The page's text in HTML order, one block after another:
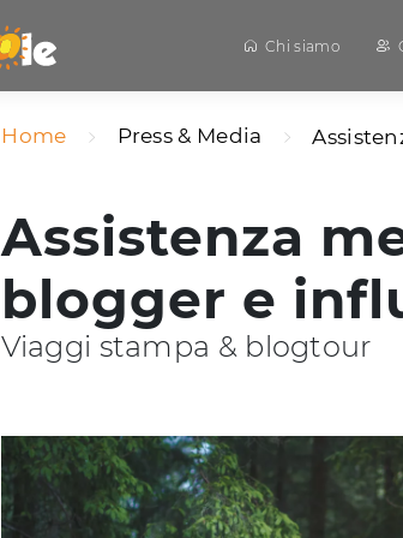
Chi siamo
Home Press & Media
Assistenza
blogger e
Viaggi stampa & blogtour